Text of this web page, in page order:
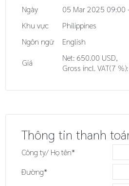
Ngày
05 Mar 2025 09:00
Khu vực
Philippines
Ngôn ngữ
English
Giá
Net: 650.00 USD,
Gross incl. VAT(7
Thông tin thanh
Công ty/ Họ tên*
Đường*